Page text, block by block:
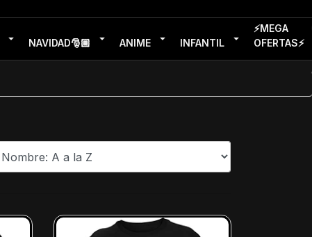
NAVIDAD🎅🏽 ANIME INFANTIL
⚡MEGA
OFERTAS⚡